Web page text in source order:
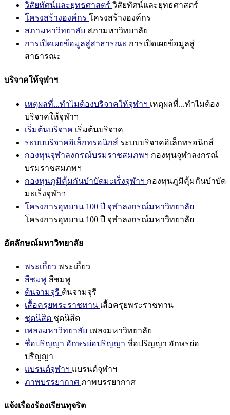
วิสัยทัศน์และยุทธศาสตร์ วิสัยทัศน์และยุทธศาสตร์
โครงสร้างองค์กร โครงสร้างองค์กร
สภามหาวิทยาลัย สภามหาวิทยาลัย
การเปิดเผยข้อมูลสู่สาธารณะ การเปิดเผยข้อมูลสู่
สาธารณะ
บริจาคให้จุฬาฯ
เหตุผลที่...ทำไมต้องบริจาคให้จุฬาฯ เหตุผลที่...ทำไมต้อง
บริจาคให้จุฬาฯ
เริ่มต้นบริจาค เริ่มต้นบริจาค
ระบบบริจาคอิเล็กทรอนิกส์ ระบบบริจาคอิเล็กทรอนิกส์
กองทุนจุฬาลงกรณ์บรมราชสมภพฯ กองทุนจุฬาลงกรณ์
บรมราชสมภพฯ
กองทุนภูมิคุ้มกันบำบัดมะเร็งจุฬาฯ กองทุนภูมิคุ้มกันบำบัด
มะเร็งจุฬาฯ
โครงการอุทยาน 100 ปี จุฬาลงกรณ์มหาวิทยาลัย
โครงการอุทยาน 100 ปี จุฬาลงกรณ์มหาวิทยาลัย
อัตลักษณ์มหาวิทยาลัย
พระเกี้ยว พระเกี้ยว
สีชมพู สีชมพู
ต้นจามจุรี ต้นจามจุรี
เสื้อครุยพระราชทาน เสื้อครุยพระราชทาน
ชุดนิสิต ชุดนิสิต
เพลงมหาวิทยาลัย เพลงมหาวิทยาลัย
ชื่อปริญญา อักษรย่อปริญญา ชื่อปริญญา อักษรย่อ
ปริญญา
แบรนด์จุฬาฯ แบรนด์จุฬาฯ
ภาพบรรยากาศ ภาพบรรยากาศ
แจ้งเรื่องร้องเรียนทุจริต